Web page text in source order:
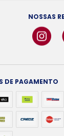
NOSSAS
DE PAGAMENTO